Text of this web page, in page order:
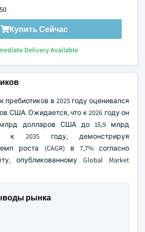
Купить Сейчас
Delivery Available
в 2025 году оценивался
США. Ожидается, что к 2026 году он
долларов США до 15,9 млрд
к 2035 году, демонстрируя
роста (CAGR) в 7,7% согласно
опубликованному Global Market
рынка